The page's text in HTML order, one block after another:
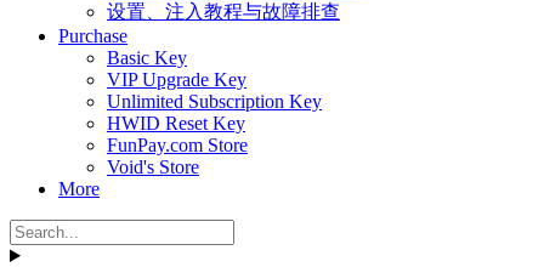
设置、注入教程与故障排查
Purchase
Basic Key
VIP Upgrade Key
Unlimited Subscription Key
HWID Reset Key
FunPay.com Store
Void's Store
More